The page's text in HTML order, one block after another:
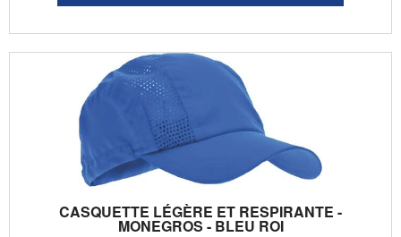
CASQUETTE LÉGÈRE ET RESPIRANTE -
MONEGROS - BLEU ROI